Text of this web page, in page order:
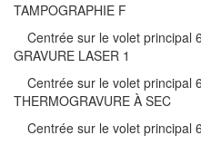
TAMPOGRAPHIE F
Centrée sur le volet principal
GRAVURE LASER 1
Centrée sur le volet principal
THERMOGRAVURE À SEC
Centrée sur le volet principal